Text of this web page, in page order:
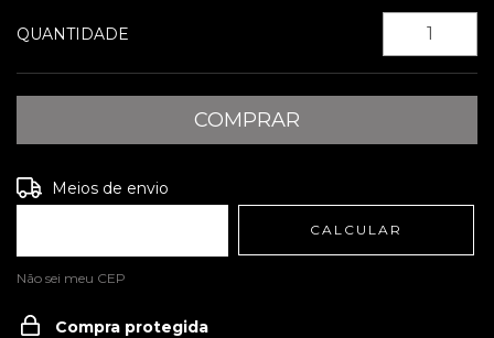
QUANTIDADE
Entregas para o CEP:
Meios de envio
CALCULAR
Não sei meu CEP
Compra protegida